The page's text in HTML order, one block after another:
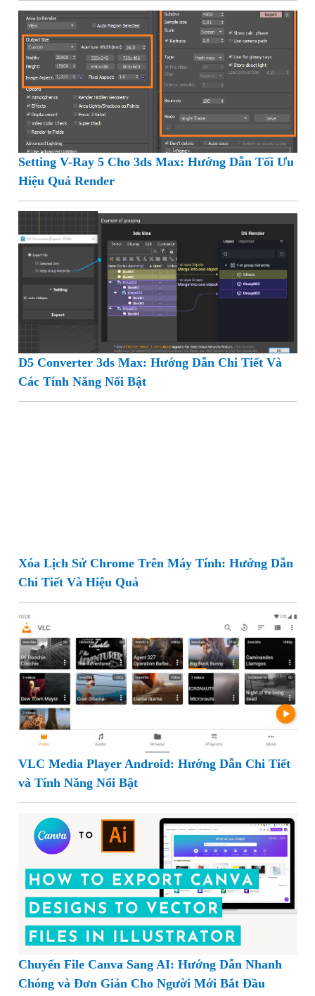
Setting V-Ray 5 Cho 3ds Max: Hướng Dẫn Tối Ưu
Hiệu Quả Render
D5 Converter 3ds Max: Hướng Dẫn Chi Tiết Và
Các Tính Năng Nổi Bật
Xóa Lịch Sử Chrome Trên Máy Tính: Hướng Dẫn
Chi Tiết Và Hiệu Quả
VLC Media Player Android: Hướng Dẫn Chi Tiết
và Tính Năng Nổi Bật
Chuyển File Canva Sang AI: Hướng Dẫn Nhanh
Chóng và Đơn Giản Cho Người Mới Bắt Đầu